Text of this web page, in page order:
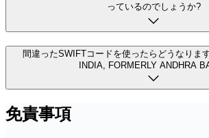
っているのでしょうか?
間違ったSWIFTコードを使ったらどうなりま
INDIA, FORMERLY ANDHRA
免責事項